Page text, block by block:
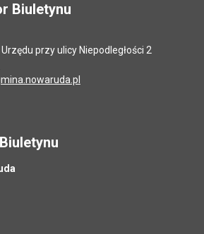
Biuletynu
przy ulicy Niepodległości 2